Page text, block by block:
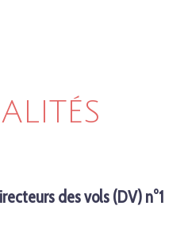
des vols (DV) n°1